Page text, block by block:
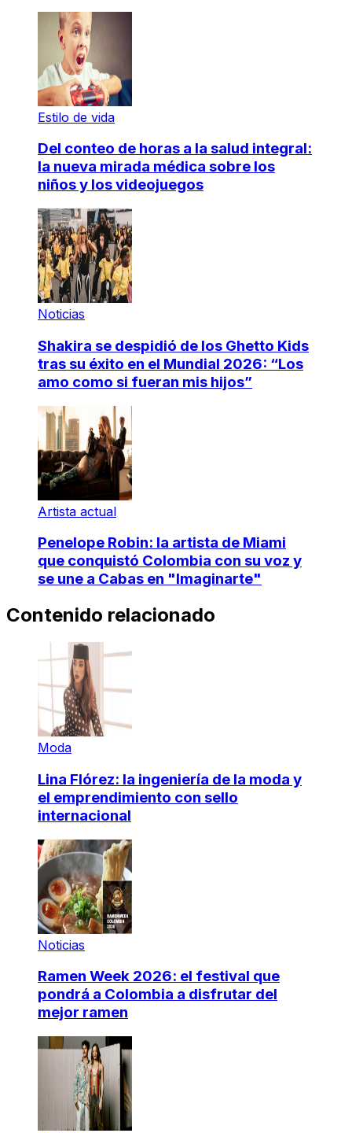
Estilo de vida
Del conteo de horas a la salud integral:
la nueva mirada médica sobre los
niños y los videojuegos
Noticias
Shakira se despidió de los Ghetto Kids
tras su éxito en el Mundial 2026: “Los
amo como si fueran mis hijos”
Artista actual
Penelope Robin: la artista de Miami
que conquistó Colombia con su voz y
se une a Cabas en "Imaginarte"
Contenido relacionado
Moda
Lina Flórez: la ingeniería de la moda y
el emprendimiento con sello
internacional
Noticias
Ramen Week 2026: el festival que
pondrá a Colombia a disfrutar del
mejor ramen